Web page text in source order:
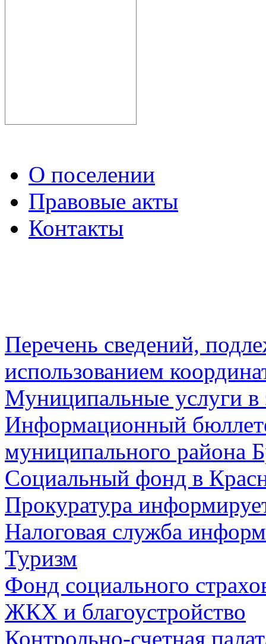
О поселении
Правовые акты
Контакты
Перечень сведений,
использованием
Муниципальные услуги в
Информационный
муниципального района
Социальный фонд в
Прокуратура
Налоговая служба
Туризм
Фонд социального
ЖКХ и благоустройство
Контрольно-счетная